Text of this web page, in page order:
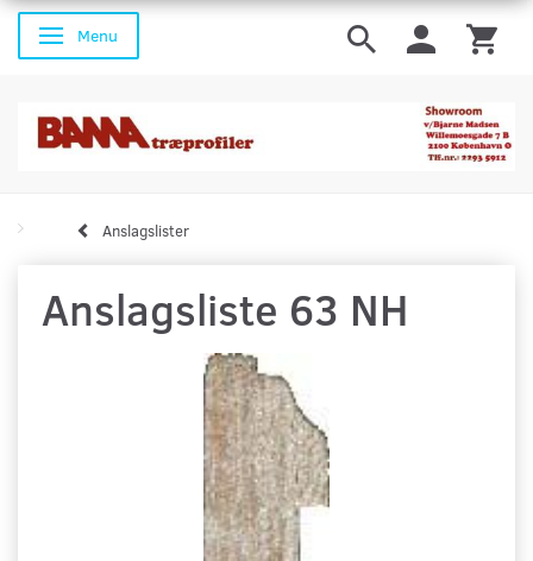
Skifte navigation
Menu
Anslagslister
Anslagsliste 63 NH